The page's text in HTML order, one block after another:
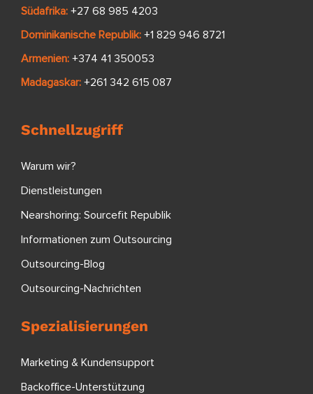
Südafrika: +27 68 985 4203
Dominikanische Republik: +1 829 946 8721
Armenien: +374 41 350053
Madagaskar: +261 342 615 087
Schnellzugriff
Warum wir?
Dienstleistungen
Nearshoring: Sourcefit Republik
Informationen zum Outsourcing
Outsourcing-Blog
Outsourcing-Nachrichten
Spezialisierungen
Marketing & Kundensupport
Backoffice-Unterstützung